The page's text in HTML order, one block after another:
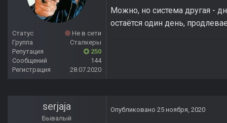
Статус
Не в сети
Группа
Сталкеры
Репутация
250
Сообщений
144
Регистрация
28.07.2020
Можно, но система другая -
остаётся один день,
serjaja
Бывалый
Опубликовано 25 ноября, 2020